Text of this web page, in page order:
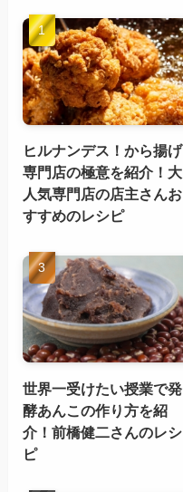
ヒルナンデス！から揚げ
専門店の極意を紹介！大
人気専門店の店主さんお
すすめのレシピ
世界一受けたい授業で発
酵あんこの作り方を紹
介！前橋健二さんのレシ
ピ